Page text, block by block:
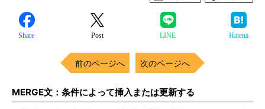
Share Post LINE Hatena
前のページへ 次のページへ
MERGE文：条件によって挿入または更新する